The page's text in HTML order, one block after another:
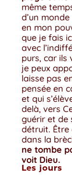
même
d’un
en mon
que je fais
avec
purs, car ils
je peux
laisse pas
pensée en
et qui
delà, vers
guérir et de
détruit.
dans la
ne tombe
voit Dieu.
Les jours